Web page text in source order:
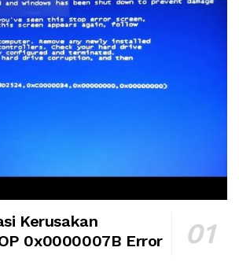
Kerusakan
0x0000007B Error